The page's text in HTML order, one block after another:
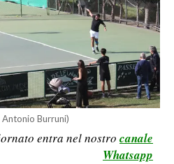
Burruni)
entra nel nostro canale
Whatsapp